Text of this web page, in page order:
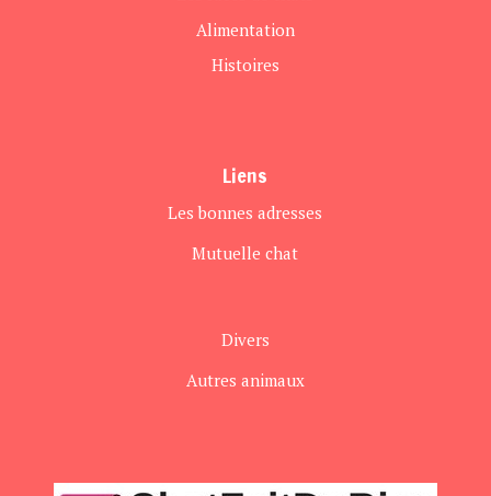
Alimentation
Histoires
Liens
Les bonnes adresses
Mutuelle chat
Divers
Autres animaux